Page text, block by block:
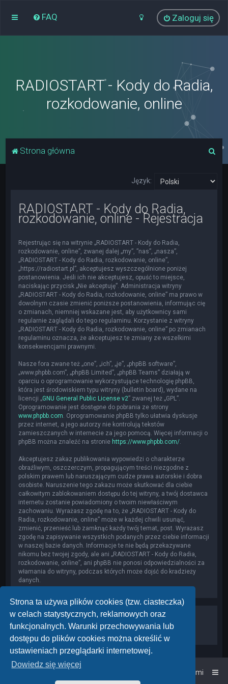
Strona ta używa plików cookies (tzw. ciasteczka)
w celach statystycznych, reklamowych oraz
funkcjonalnych. Warunki przechowywania lub
dostępu do plików cookies można określić w
ustawieniach przeglądarki internetowej.
Dowiedz się więcej
FAQ Zaloguj się
RADIOSTART - Kody do Radia,
rozkodowanie, online
Strona główna
Język:
RADIOSTART - Kody do Radia,
rozkodowanie, online - Rejestracja
Rejestrując się na witrynie „RADIOSTART - Kody do Radia,
rozkodowanie, online”, zwanej dalej „my”, ”nas”, „nasza”,
„RADIOSTART - Kody do Radia, rozkodowanie, online”,
„https://radiostart.pl”, akceptujesz wyszczególnione poniżej
postanowienia. Jeśli ich nie akceptujesz, opuść to miejsce,
naciskając przycisk „Nie akceptuję”. Administracja witryny
„RADIOSTART - Kody do Radia, rozkodowanie, online” ma prawo w
dowolnym czasie zmienić poniższe postanowienia, informując cię
o zmianach, niemniej wskazane jest, aby użytkownicy sami
regularnie zaglądali do tego regulaminu. Korzystanie z witryny
„RADIOSTART - Kody do Radia, rozkodowanie, online” po zmianach
regulaminu oznacza, że akceptujesz te zmiany ze wszelkimi
konsekwencjami prawnymi.
Nasze fora zwane też „one”, „ich”, „je”, „phpBB software”,
„www.phpbb.com”, „phpBB Limited”, „phpBB Teams” działają w
oparciu o oprogramowanie wykorzystujące technologię phpBB,
która jest środowiskiem typu witryny (bulletin board), wydane na
licencji „GNU General Public License v2” zwanej też „GPL”.
Oprogramowanie jest dostępne do pobrania ze strony
www.phpbb.com . Oprogramowanie phpBB tylko ułatwia dyskusje
przez internet, a jego autorzy nie kontrolują tekstów
zamieszczanych w internecie za jego pomocą. Więcej informacji o
phpBB można znaleźć na stronie https://www.phpbb.com/
Akceptujesz zakaz publikowania wypowiedzi o charakterze
obraźliwym, oszczerczym, propagującym treści niezgodne z
polskim prawem lub naruszającym cudze prawa autorskie i dobra
osobiste. Naruszenie tego zakazu może skutkować dla ciebie
całkowitym zablokowaniem dostępu do tej witryny, a twój dostawca
internetu zostanie powiadomiony o twoim niewłaściwym
zachowaniu. Wyrażasz zgodę na to, że „RADIOSTART - Kody do
Radia, rozkodowanie, online” może w każdej chwili usunąć,
zmienić, przenieść lub zamknąć każdy twój temat, post. Wyrażasz
zgodę na zapisywanie wszystkich podanych przez ciebie informacji
w naszej bazie danych. Informacje te nie będą przekazywane
nikomu bez twojej zgody, ale ani „RADIOSTART - Kody do Radia,
rozkodowanie, online”, ani phpBB nie ponosi odpowiedzialności za
włamania do witryny, podczas których może dojść do kradzieży
danych.
Strona główna Kontakt z nami